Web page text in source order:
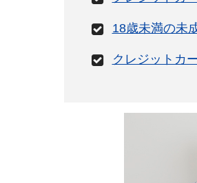
18歳未満の未
クレジットカ